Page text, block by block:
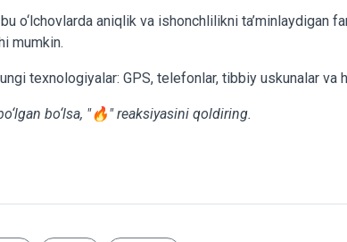
o‘lchovlarda aniqlik va ishonchlilikni ta’minlaydigan
mumkin.
texnologiyalar: GPS, telefonlar, tibbiy uskunalar
bo‘lsa, "🔥" reaksiyasini qoldiring.